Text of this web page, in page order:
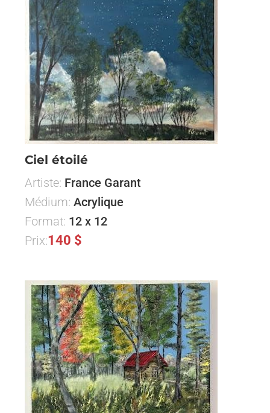
Ciel étoilé
Artiste: France Garant
Médium: Acrylique
Format: 12 x 12
Prix:140 $